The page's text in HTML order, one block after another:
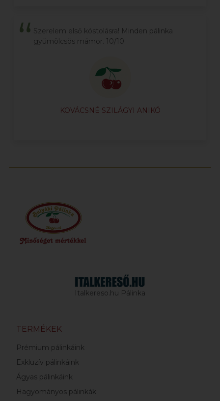
Szerelem első kóstolásra! Minden pálinka
gyümölcsös mámor. 10/10
KOVÁCSNÉ SZILÁGYI ANIKÓ
Italkereso.hu Pálinka
TERMÉKEK
Prémium pálinkáink
Exkluzív pálinkáink
Ágyas pálinkáink
Hagyományos pálinkák